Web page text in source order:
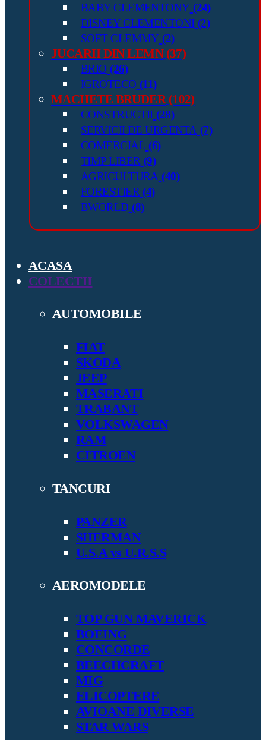
BABY CLEMENTONY (24)
DISNEY CLEMENTONI (2)
SOFT CLEMMY (2)
JUCARII DIN LEMN (37)
BRIO (26)
IGROTECO (11)
MACHETE BRUDER (102)
CONSTRUCTII (28)
SERVICII DE URGENTA (7)
COMERCIAL (6)
TIMP LIBER (9)
AGRICULTURA (40)
FORESTIER (4)
BWORLD (8)
ACASA
COLECTII
AUTOMOBILE
FIAT
SKODA
JEEP
MASERATI
TRABANT
VOLKSWAGEN
RAM
CITROEN
TANCURI
PANZER
SHERMAN
U.S.A vs U.R.S.S
AEROMODELE
TOP GUN MAVERICK
BOEING
CONCORDE
BEECHCRAFT
MIG
ELICOPTERE
AVIOANE DIVERSE
STAR WARS